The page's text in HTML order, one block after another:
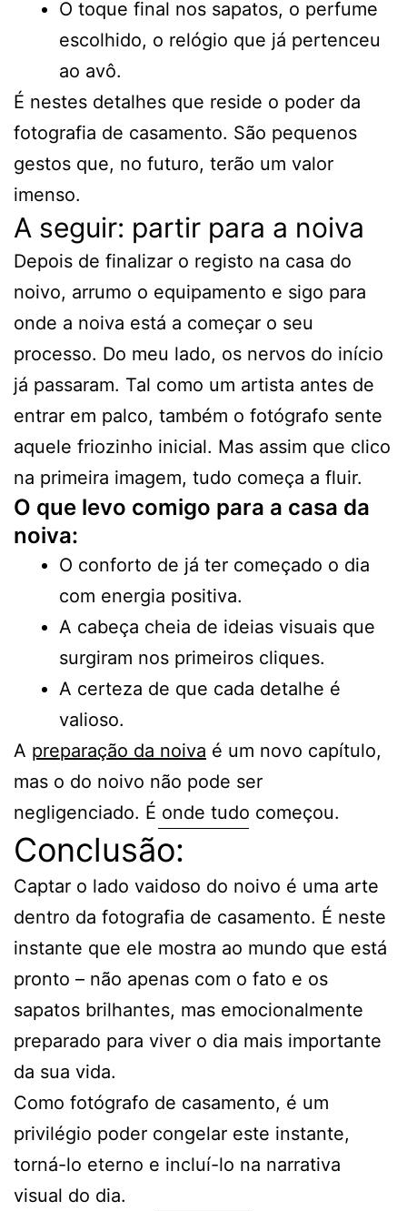
O toque final nos sapatos, o perfume
escolhido, o relógio que já pertenceu
ao avô.
É nestes detalhes que reside o poder da
fotografia de casamento. São pequenos
gestos que, no futuro, terão um valor
imenso.
A seguir: partir para a noiva
Depois de finalizar o registo na casa do
noivo, arrumo o equipamento e sigo para
onde a noiva está a começar o seu
processo. Do meu lado, os nervos do início
já passaram. Tal como um artista antes de
entrar em palco, também o fotógrafo sente
aquele friozinho inicial. Mas assim que clico
na primeira imagem, tudo começa a fluir.
O que levo comigo para a casa da
noiva:
O conforto de já ter começado o dia
com energia positiva.
A cabeça cheia de ideias visuais que
surgiram nos primeiros cliques.
A certeza de que cada detalhe é
valioso.
A preparação da noiva é um novo capítulo,
mas o do noivo não pode ser
negligenciado. É onde tudo começou.
Conclusão:
Captar o lado vaidoso do noivo é uma arte
dentro da fotografia de casamento. É neste
instante que ele mostra ao mundo que está
pronto – não apenas com o fato e os
sapatos brilhantes, mas emocionalmente
preparado para viver o dia mais importante
da sua vida.
Como fotógrafo de casamento, é um
privilégio poder congelar este instante,
torná-lo eterno e incluí-lo na narrativa
visual do dia.